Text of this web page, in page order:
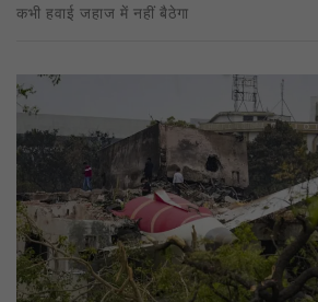
कभी हवाई जहाज में नहीं बैठेगा